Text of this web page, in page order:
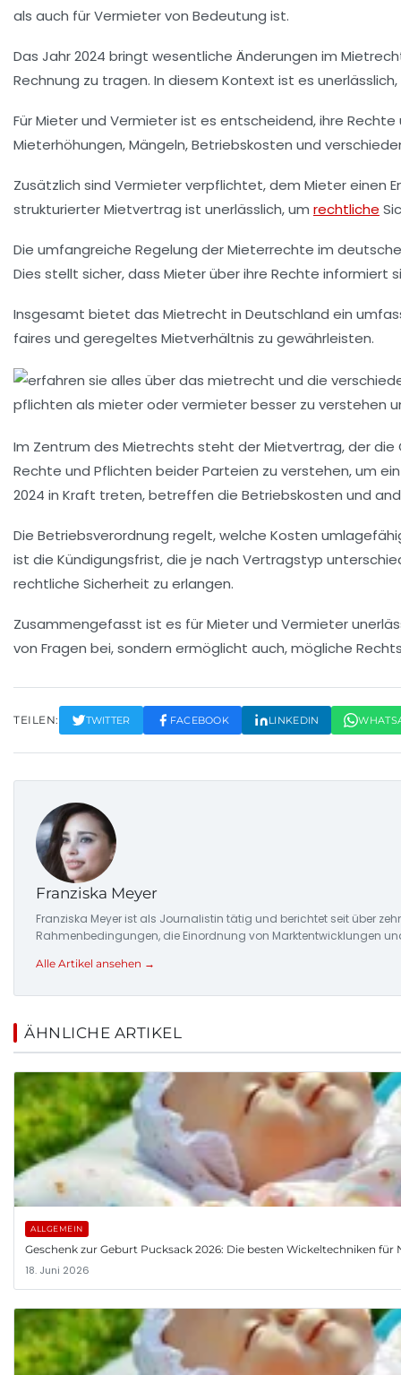
als auch für Vermieter von Bedeutung ist.
Das Jahr2024 bringt wesentliche Änderungen im
Rechnung zu tragen. In diesem Kontext ist es
Für Mieter und Vermieter ist es entscheidend, ihre Rechte
Mieterhöhungen,Mängeln, Betriebskosten und
Zusätzlich sind Vermieter verpflichtet, dem Mieter einen
strukturierter Mietvertrag ist unerlässlich, um rechtliche
Die umfangreiche Regelung derMieterrechte im
Dies stellt sicher, dass Mieter über ihre Rechte informiert
Insgesamt bietet das Mietrecht in Deutschland ein
faires und geregeltes Mietverhältnis zu gewährleisten.
Im Zentrum des Mietrechts steht derMietvertrag, der die
Rechte und Pflichten beider Parteien zu verstehen, um
2024 in Kraft treten, betreffen die Betriebskosten und
Die Betriebsverordnung regelt, welche Kosten
ist die Kündigungsfrist, die je nach Vertragstyp
rechtliche Sicherheit zu erlangen.
Zusammengefasst ist es fürMieterund Vermieter
von Fragen bei, sondern ermöglicht auch, mögliche
TEILEN: TWITTER FACEBOOK LINKEDIN
Franziska Meyer
Franziska Meyer ist als Journalistin tätig und berichtet seit über
Rahmenbedingungen, die Einordnung von Marktentwicklungen
Alle Artikel ansehen →
ÄHNLICHE ARTIKEL
ALLGEMEIN
Geschenk zur Geburt Pucksack 2026: Die besten Wickeltechniken für
18. Juni 2026